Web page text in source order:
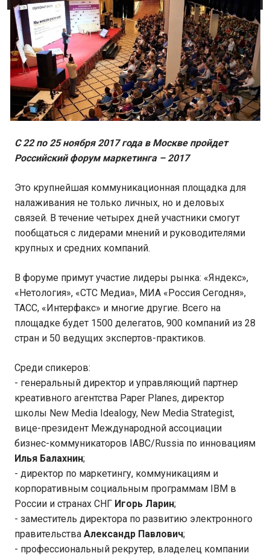
С 22 по 25 ноября 2017 года в Москве пройдет
Российский форум маркетинга – 2017
Это крупнейшая коммуникационная площадка для
налаживания не только личных, но и деловых
связей. В течение четырех дней участники смогут
пообщаться с лидерами мнений и руководителями
крупных и средних компаний.
В форуме примут участие лидеры рынка: «Яндекс»,
«Нетология», «СТС Медиа», МИА «Россия Сегодня»,
ТАСС, «Интерфакс» и многие другие. Всего на
площадке будет 1500 делегатов, 900 компаний из 28
стран и 50 ведущих экспертов-практиков.
Среди спикеров:
- генеральный директор и управляющий партнер
креативного агентства Paper Planes, директор
школы New Media Idealogy, New Media Strategist,
вице-президент Международной ассоциации
бизнес-коммуникаторов IABC/Russia по инновациям
Илья Балахнин;
- директор по маркетингу, коммуникациям и
корпоративным социальным программам IBM в
России и странах СНГ Игорь Ларин;
- заместитель директора по развитию электронного
правительства Александр Павлович;
- профессиональный рекрутер, владелец компании